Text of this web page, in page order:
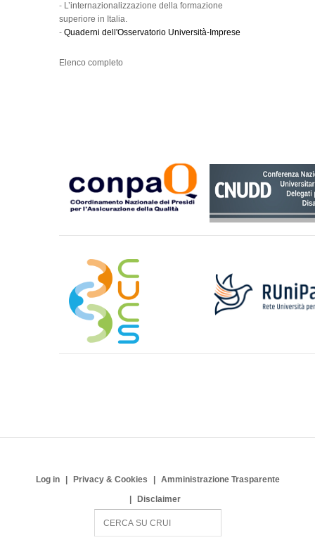
- L’internazionalizzazione della formazione
superiore in Italia.
- Quaderni dell'Osservatorio Università-Imprese
Elenco completo
Log in Privacy & Cookies
Amministrazione Trasparente
Disclaimer